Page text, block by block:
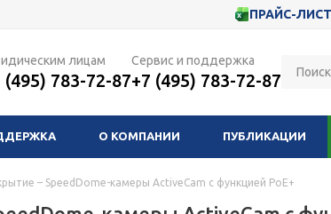
ПРАЙС-ЛИСТ
лицам
(495) 783-72-87
Сервис и поддержка
+7 (495) 783-72-87
О КОМПАНИИ ПУБЛИКАЦИИ
– SpeedDome-камеры ActiveCam с функцией PoE+